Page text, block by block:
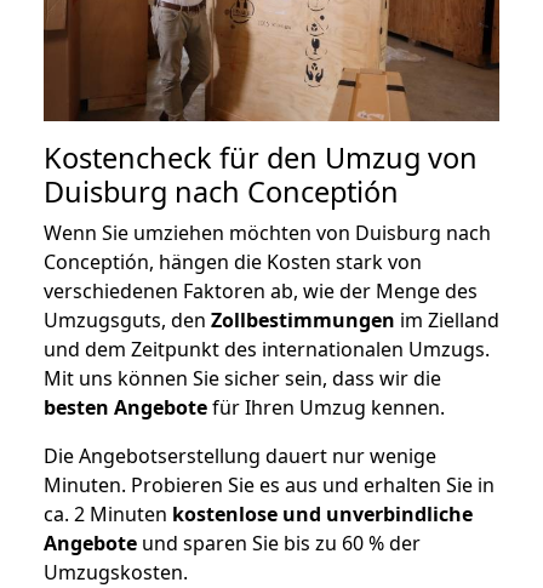
Kostencheck für den Umzug von
Duisburg nach Conceptión
Wenn Sie umziehen möchten von Duisburg nach
Conceptión, hängen die Kosten stark von
verschiedenen Faktoren ab, wie der Menge des
Umzugsguts, den Zollbestimmungen im Zielland
und dem Zeitpunkt des internationalen Umzugs.
Mit uns können Sie sicher sein, dass wir die
besten Angebotefür Ihren Umzug kennen.
Die Angebotserstellung dauert nur wenige
Minuten. Probieren Sie es aus und erhalten Sie in
ca. 2 Minuten kostenlose und unverbindliche
Angebote und sparen Sie bis zu 60 % der
Umzugskosten.